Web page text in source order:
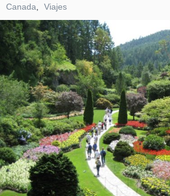
Canada Viajes